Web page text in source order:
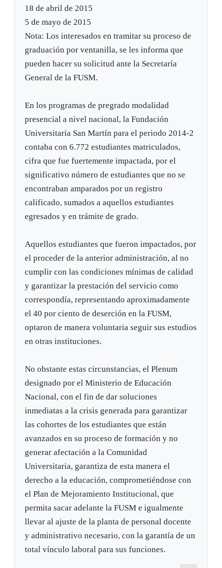
18 de abril de 2015
5 de mayo de 2015
Nota: Los interesados en tramitar su proceso de
graduación por ventanilla, se les informa que
pueden hacer su solicitud ante la Secretaría
General de la FUSM.
En los programas de pregrado modalidad
presencial a nivel nacional, la Fundación
Universitaria San Martín para el periodo 2014-2
contaba con 6.772 estudiantes matriculados,
cifra que fue fuertemente impactada, por el
significativo número de estudiantes que no se
encontraban amparados por un registro
calificado, sumados a aquellos estudiantes
egresados y en trámite de grado.
Aquellos estudiantes que fueron impactados, por
el proceder de la anterior administración, al no
cumplir con las condiciones mínimas de calidad
y garantizar la prestación del servicio como
correspondía, representando aproximadamente
el 40 por ciento de deserción en la FUSM,
optaron de manera voluntaria seguir sus estudios
en otras instituciones.
No obstante estas circunstancias, el Plenum
designado por el Ministerio de Educación
Nacional, con el fin de dar soluciones
inmediatas a la crisis generada para garantizar
las cohortes de los estudiantes que están
avanzados en su proceso de formación y no
generar afectación a la Comunidad
Universitaria, garantiza de esta manera el
derecho a la educación, comprometiéndose con
el Plan de Mejoramiento Institucional, que
permita sacar adelante la FUSM e igualmente
llevar al ajuste de la planta de personal docente
y administrativo necesario, con la garantía de un
total vínculo laboral para sus funciones.